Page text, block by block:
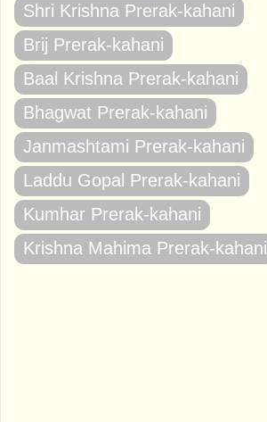
Shri Krishna Prerak-kahani
Brij Prerak-kahani
Baal Krishna Prerak-kahani
Bhagwat Prerak-kahani
Janmashtami Prerak-kahani
Laddu Gopal Prerak-kahani
Kumhar Prerak-kahani
Krishna Mahima Prerak-kahani